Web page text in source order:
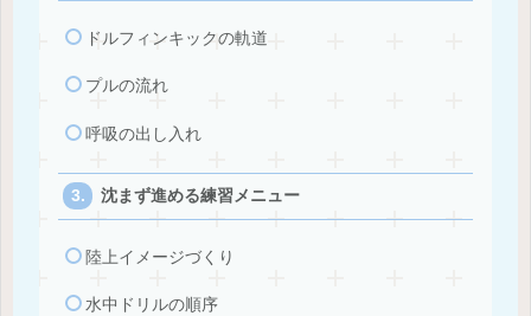
ドルフィンキックの軌道
プルの流れ
呼吸の出し入れ
沈まず進める練習メニュー
陸上イメージづくり
水中ドリルの順序